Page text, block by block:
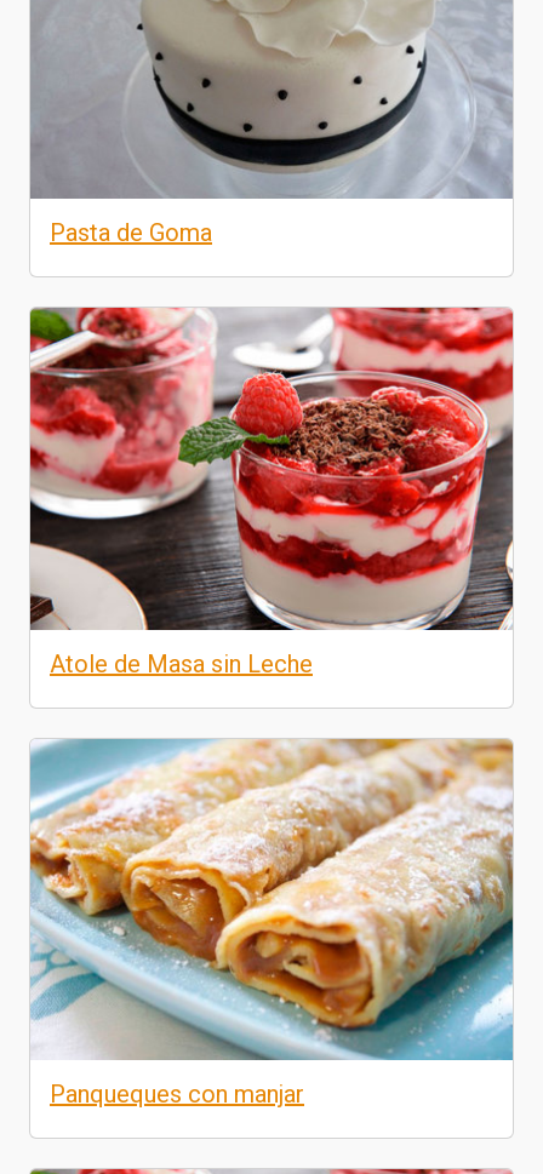
Pasta de Goma
Atole de Masa sin Leche
Panqueques con manjar